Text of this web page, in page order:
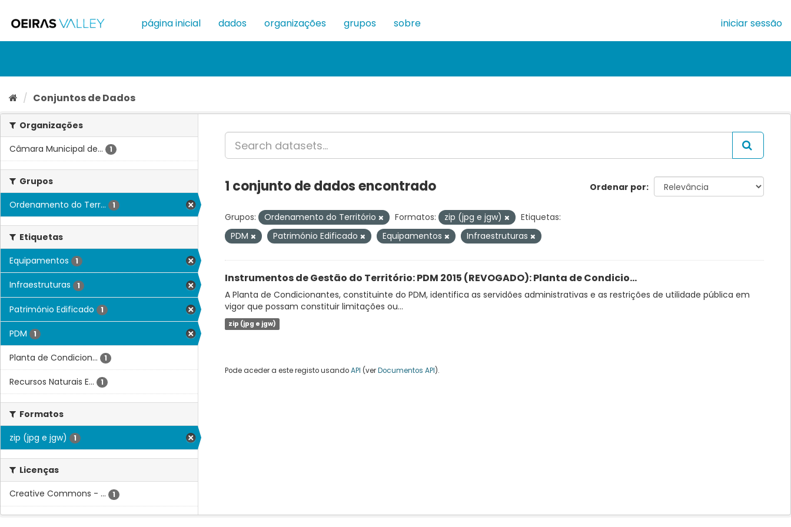
para
conteúdo
página inicial dados organizações grupos sobre iniciar sessão
Conjuntos de Dados
Organizações
Câmara Municipal de...
1
Grupos
Ordenamento do Terr...
1
Etiquetas
Equipamentos
1
Infraestruturas 1
Património Edificado 1
PDM 1
Planta de Condicion... 1
Recursos Naturais E... 1
Formatos
zip (jpg e jgw)
1
Licenças
Creative Commons - ...
1
Ordenar por
1 conjunto de dados encontrado
Grupos: Ordenamento do Território Formatos: zip (jpg e jgw)
Etiquetas:
PDM
Património Edificado Equipamentos Infraestruturas
Instrumentos de Gestão do Território: PDM 2015 (REVOGADO): Planta de Condicio...
A Planta de Condicionantes, constituinte do PDM, identifica as servidões administrativas e as restrições de utilidade pública em
vigor que possam constituir limitações ou...
zip (jpg e jgw)
Pode aceder a este registo usandoAPI (verDocumentos API).